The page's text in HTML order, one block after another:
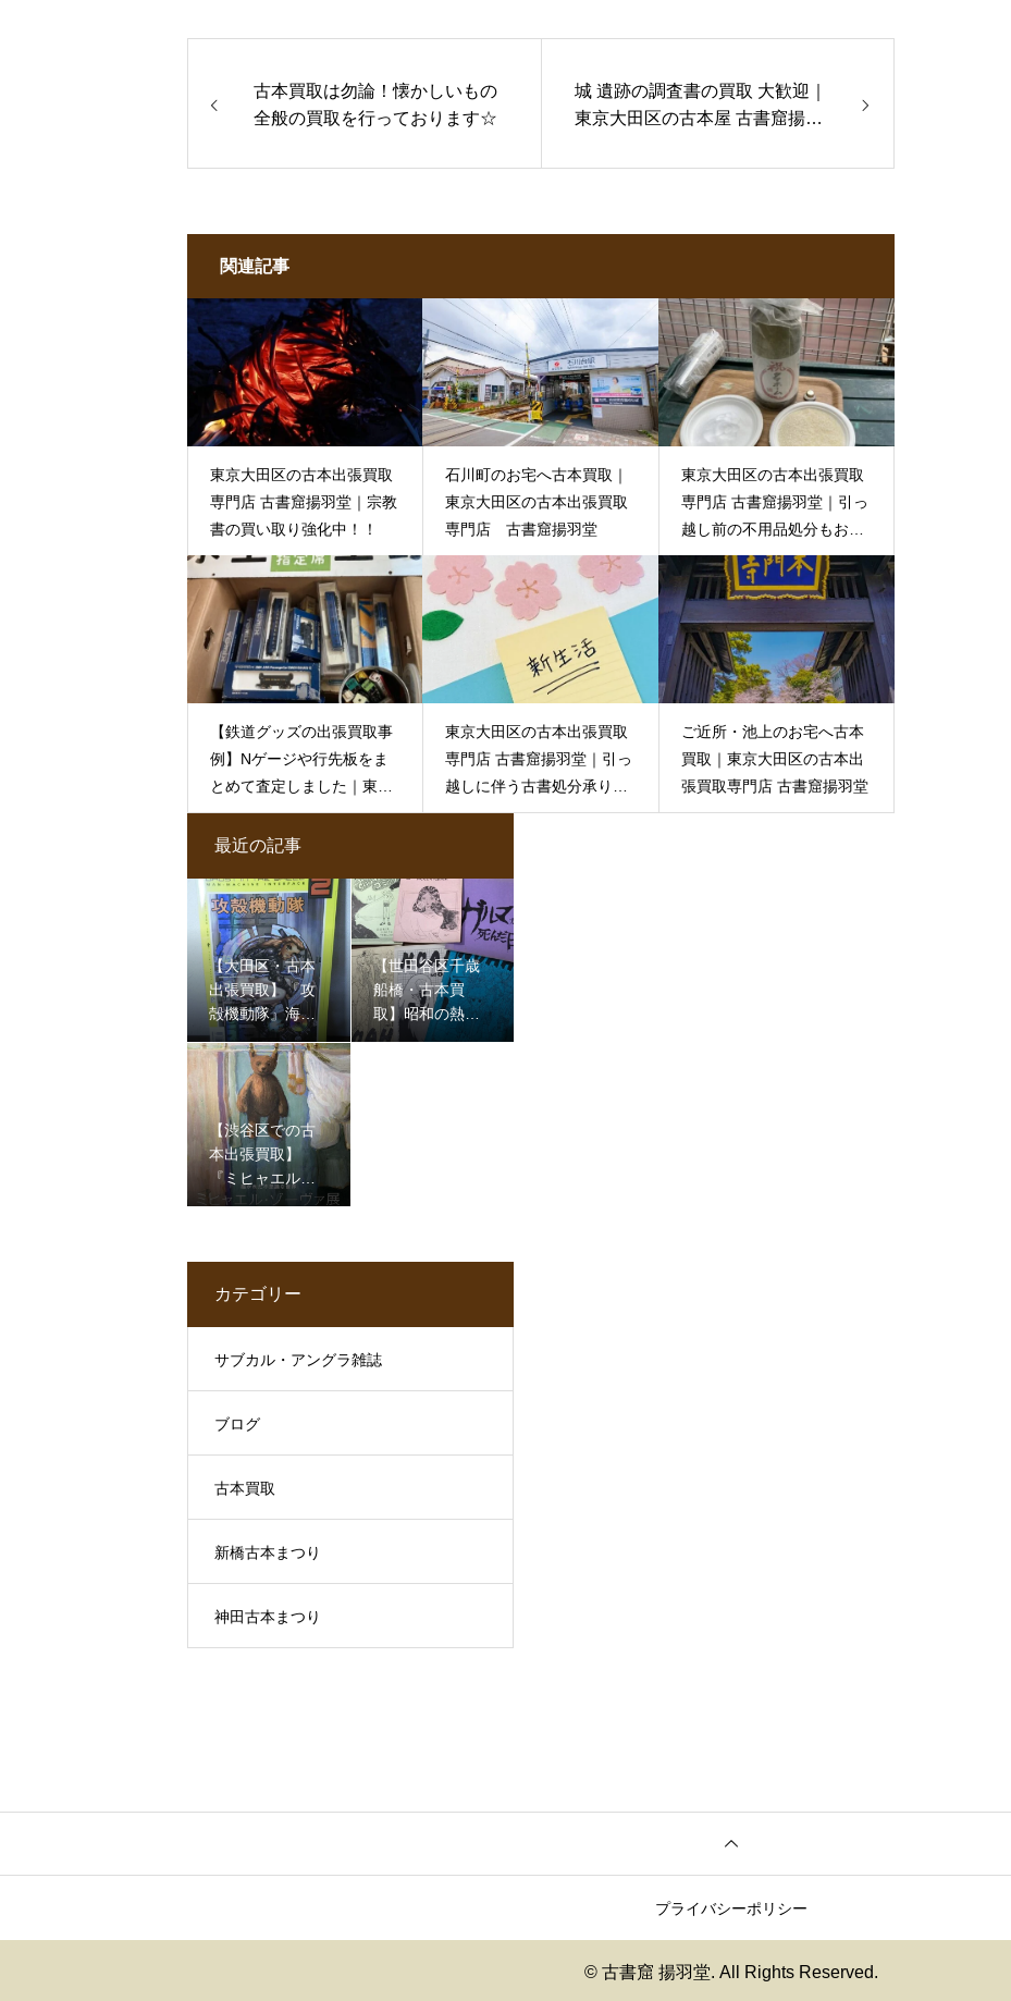
古本買取は勿論！懐かしいもの
全般の買取を行っております☆
城 遺跡の調査書の買取 大歓迎｜
東京大田区の古本屋 古書窟揚羽
関連記事
東京大田区の古本出張買取
専門店 古書窟揚羽堂｜宗教
書の買い取り強化中！！
石川町のお宅へ古本買取｜
東京大田区の古本出張買取
専門店 古書窟揚羽堂
東京大田区の古本出張買取
専門店 古書窟揚羽堂｜引っ
越し前の不用品処分もお手
伝いします！
【鉄道グッズの出張買取事
例】Nゲージや行先板をま
とめて査定しました｜東京
都大田区の古本出張買取専
門店 古書窟揚羽堂
東京大田区の古本出張買取
専門店 古書窟揚羽堂｜引っ
越しに伴う古書処分承りま
す
ご近所・池上のお宅へ古本
買取｜東京大田区の古本出
張買取専門店 古書窟揚羽堂
最近の記事
【大田区・古本
出張買取】『攻
殻機動隊』海外
版アメコミを買
取！洋書・サブ
カル本もお任せ
｜古書窟揚羽堂
【世田谷区千歳
船橋・古本買
取】昭和の熱
気！初期ガンダ
【渋谷区での古
本出張買取】
『ミヒャエル・
ゾーヴァ展』図
譲りいただきま
カテゴリー
サブカル・アングラ雑誌
ブログ
古本買取
新橋古本まつり
神田古本まつり
プライバシーポリシー
© 古書窟 揚羽堂. All Rights Reserved.